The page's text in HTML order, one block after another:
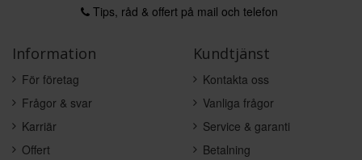
Tips, råd & offert på mail och telefon
Information
För företag
Frågor & svar
Karriär
Offert
Kundtjänst
Kontakta oss
Vanliga frågor
Service & garanti
Betalning